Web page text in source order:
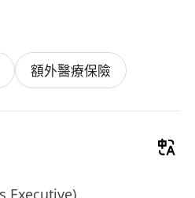
額外醫療保險
Executive)